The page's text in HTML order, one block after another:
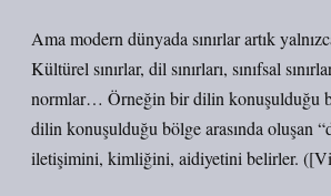
Ama modern dünyada sınırlar artık
Kültürel sınırlar, dil sınırları, sınıfsal
normlar… Örneğin bir dilin konuşulduğu
dilin konuşulduğu bölge arasında oluşan
iletişimini, kimliğini, aidiyetini belirler.